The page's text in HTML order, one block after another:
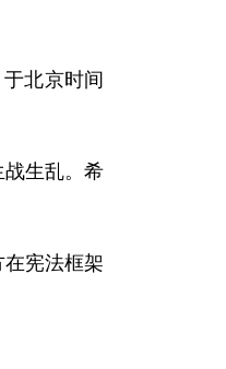
北京时间
生乱。希
宪法框架